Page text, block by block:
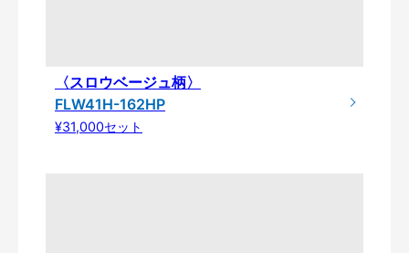
〈スロウベージュ柄〉
FLW41H-162HP
¥31,000セット